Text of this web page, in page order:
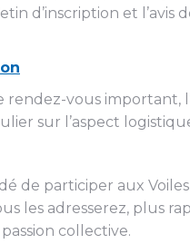
d’inscription et l’avis
rendez-vous important,
sur l’aspect
de participer aux Voiles
les adresserez, plus
collective.